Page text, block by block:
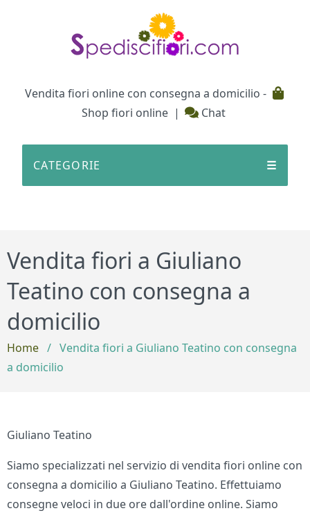
Vendita fiori online con consegna a domicilio -
Shop fiori online | Chat
CATEGORIE ☰
Vendita fiori a Giuliano
Teatino con consegna a
domicilio
Home / Vendita fiori a Giuliano Teatino con consegna
a domicilio
Giuliano Teatino
Siamo specializzati nel servizio di vendita fiori online con
consegna a domicilio a Giuliano Teatino. Effettuiamo
consegne veloci in due ore dall'ordine online. Siamo